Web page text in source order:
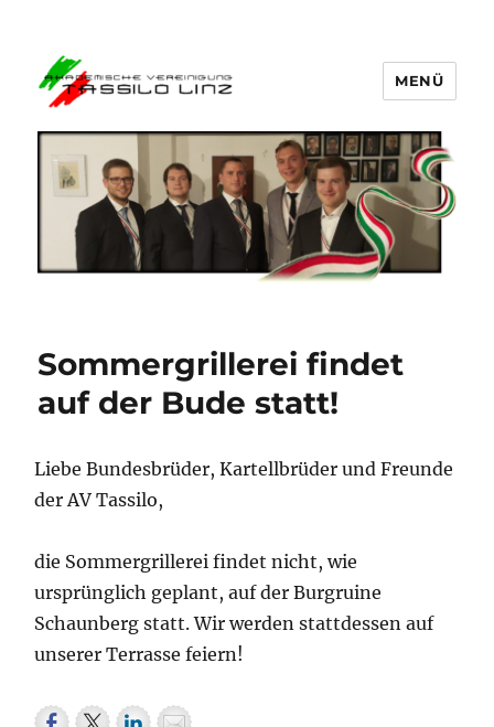
AV Tassilo Linz
MENÜ
Sommergrillerei findet
auf der Bude statt!
Liebe Bundesbrüder, Kartellbrüder und Freunde
der AV Tassilo,
die Sommergrillerei findet nicht, wie
ursprünglich geplant, auf der Burgruine
Schaunberg statt. Wir werden stattdessen auf
unserer Terrasse feiern!